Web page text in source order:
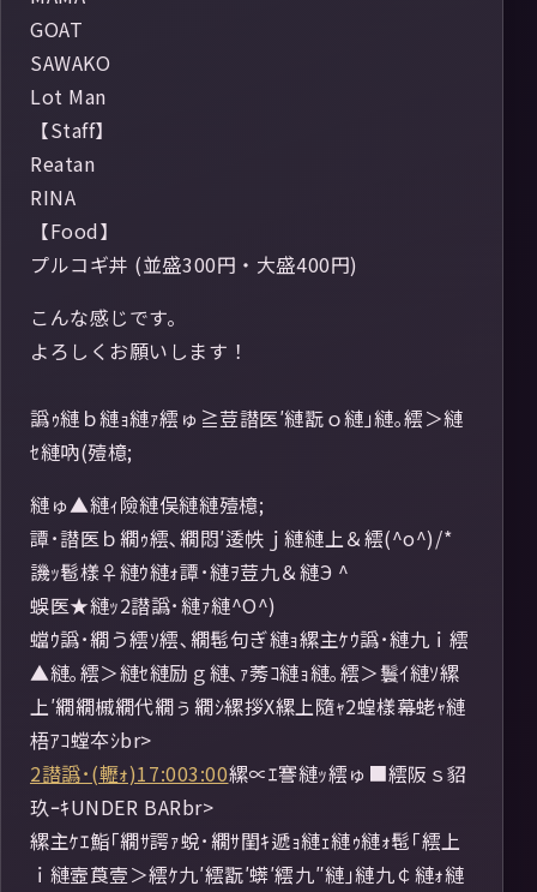
GOAT
SAWAKO
Lot Man
【Staff】
Reatan
RINA
【Food】
プルコギ丼 (並盛300円・大盛400円)
こんな感じです。
よろしくお願いします！
譌ｩ縺ｂ縺ｮ縺ｧ繧ゅ≧荳譛医′縺翫ｏ縺｣縺｡繧＞縺
ｾ縺吶(殪檍;
縺ゅ▲縺ｨ險縺俣縺縺殪檍;
譚･譛医ｂ繝ｩ繧､繝悶′逶帙ｊ縺縺上＆繧(^o^)/*
譏ｯ髱樣♀縺ｳ縺ｫ譚･縺ｦ荳九＆縺Э ^
蜈医★縺ｯ2譛譌･縺ｧ縺^O^)
蟷ｳ譌･繝う繧ｿ繧､繝髢句ぎ縺ｮ縲主ｹｳ譌･縺九ｉ繧
▲縺｡繧＞縺ｾ縺励ｇ縺､ｧ莠ｺ縺ｮ縺｡繧＞鬟ｲ縺ｿ縲
上′繝繝槭繝代繝ぅ繝ｼ縲拶X縲上隨ｬ2蝗樣幕蛯ｬ縺
梧ｱｺ螳夲ｼbr>
2譛譌･(轣ｫ)17:003:00縲∝ｴ謇縺ｯ繧ゅ■繧阪ｓ貂
玖ｰｷUNDER BARbr>
縲主ｹｴ鮨｢繝ｻ諤ｧ蛻･繝ｻ閨ｷ遞ｮ縺ｪ縺ｩ縺ｫ髢｢繧上
ｉ縺壼莨壹＞繧ｹ九′繧翫′蠎′繧九″縺｣縺九￠縺ｫ縺